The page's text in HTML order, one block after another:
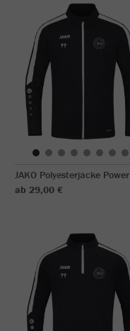
JAKO Polyesterjacke Power
ab 29,00 €